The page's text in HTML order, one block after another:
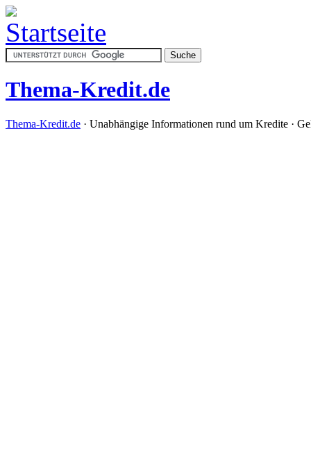
Thema-Kredit.de
Thema-Kredit.de · Unabhängige Informationen rund um Kredite ·